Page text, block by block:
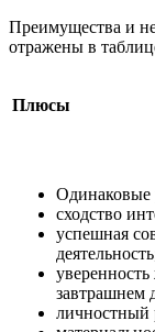
Преимущества и
отражены в
Плюсы
сходство
успешная
завтрашнем
личностный